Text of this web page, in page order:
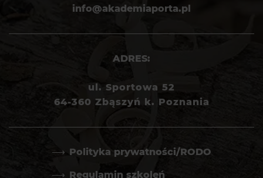
info@akademiaporta.pl
ADRES:
ul. Sportowa 52
64-360 Zbąszyń k. Poznania
Polityka prywatności/RODO
Regulamin szkoleń